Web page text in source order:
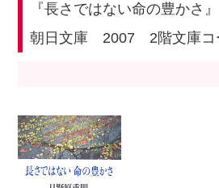
『長さではない命の豊か
朝日文庫 2007 2階文庫コ